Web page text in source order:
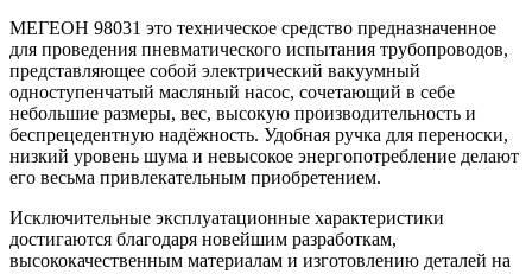
МЕГЕОН 98031 это техническое средство предназначенное
для проведения пневматического испытания трубопроводов,
представляющее собой электрический вакуумный
одноступенчатый масляный насос, сочетающий в себе
небольшие размеры, вес, высокую производительность и
беспрецедентную надёжность. Удобная ручка для переноски,
низкий уровень шума и невысокое энергопотребление делают
его весьма привлекательным приобретением.
Исключительные эксплуатационные характеристики
достигаются благодаря новейшим разработкам,
высококачественным материалам и изготовлению деталей на